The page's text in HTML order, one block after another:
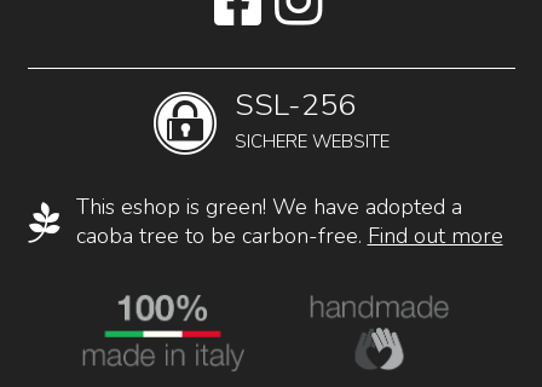
SSL-256
SICHERE WEBSITE
This eshop is green! We have adopted a
caoba tree to be carbon-free. Find out more